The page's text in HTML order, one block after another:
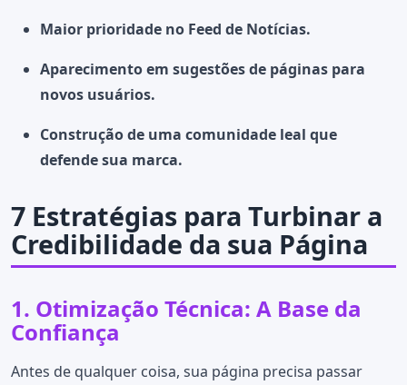
Maior prioridade no Feed de Notícias.
Aparecimento em sugestões de páginas para
novos usuários.
Construção de uma comunidade leal que
defende sua marca.
7 Estratégias para Turbinar a
Credibilidade da sua Página
1. Otimização Técnica: A Base da
Confiança
Antes de qualquer coisa, sua página precisa passar